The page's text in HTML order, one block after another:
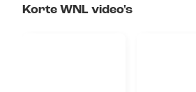
Korte WNL video's